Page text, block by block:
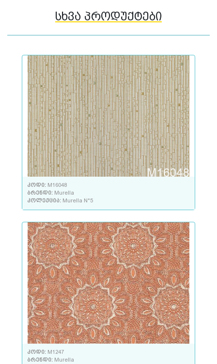
სხვა პროდუქტები
კოდი: M16048
ბრენდი: Murella
კოლექცია: Murella N°5
კოდი: M1247
ბრენდი: Murella